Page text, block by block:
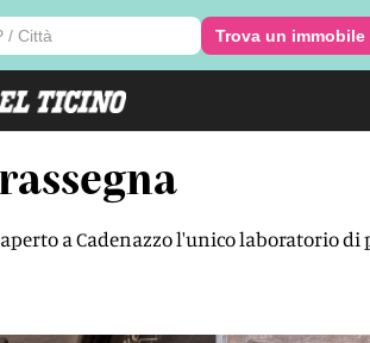
Trova un immobile
a Cadenazzo l'unico laboratorio